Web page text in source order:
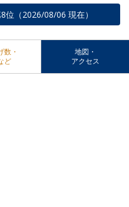
位（2026/08/06 現在）
数・
ど
地図・
アクセス